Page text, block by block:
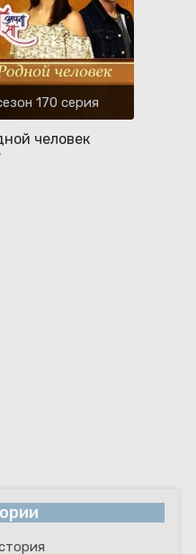
170 серия
человек